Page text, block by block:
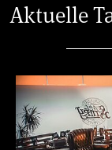
Aktuelle